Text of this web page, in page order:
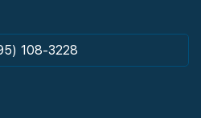
108-3228